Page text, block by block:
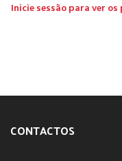
Inicie sessão para ver os
CONTACTOS